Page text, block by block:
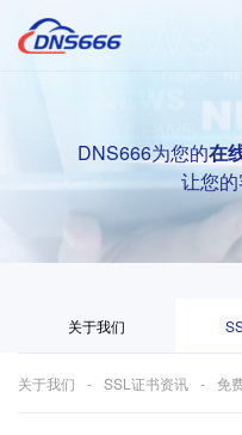
DNS666为您的在
让您
关于我们
关于我们 SSL证书资讯 免